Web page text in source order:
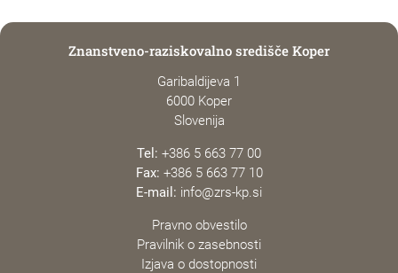
Znanstveno-raziskovalno središče Koper
Garibaldijeva 1
6000 Koper
Slovenija
Tel: +386 5 663 77 00
Fax: +386 5 663 77 10
E-mail: info@zrs-kp.si
Pravno obvestilo
Pravilnik o zasebnosti
Izjava o dostopnosti